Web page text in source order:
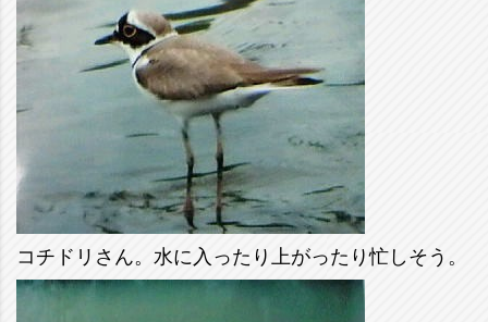
コチドリさん。水に入ったり上がったり忙しそう。